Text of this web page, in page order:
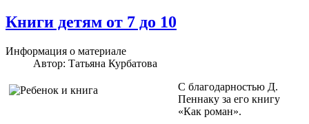
Книги детям от 7 до 10
Информация о материале
Автор: Татьяна Курбатова
С благодарностью Д.
Пеннаку за его книгу
«Как роман».